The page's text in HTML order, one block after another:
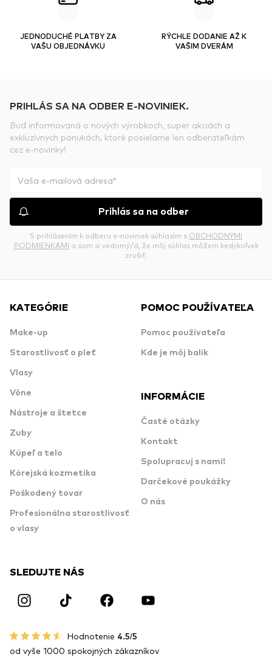
JEDNODUCHÉ PLATBY ZA
VAŠU OBJEDNÁVKU
RÝCHLE DODANIE AŽ K
VAŠIM DVERÁM
PRIHLÁS SA NA ODBER E-NOVINIEK.
Buď informovaná o nových výrobkoch, super akciách a
exkluzívnych ponukách, ktoré posielame len odberateľkám
cez e-novinky!
Prihlás sa na odber
S prihlásením k odberu e-noviniek súhlasím s OBCHODNÝMI
PODMIENKAMI a som si vedomý/á, že môj súhlas môžem kedykoľvek
zrušiť.
KATEGÓRIE
Make-up
Starostlivosť o pleť
Vlasy
Vône
Nástroje a štetce
Zuby
Kúpeľ a telo
Kórejská kozmetika
Poškodený tovar
Profesionálna starostlivosť
o vlasy
POMOC POUŽÍVATEĽA
Pomoc používateľa
Kde je môj balík
INFORMÁCIE
Časté otázky
Kontakt
Spolupracuj s nami!
Darčekové poukážky
O nás
SLEDUJTE NÁS
Hodnotenie 4.5/5
od vyše 1000 spokojných zákazníkov